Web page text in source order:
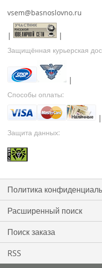
vsem@basnoslovno.ru
|
|
Защищённая курьерская
|
Способы оплаты:
|
Защита данных:
Политика
Расширенный поиск
Поиск заказа
RSS